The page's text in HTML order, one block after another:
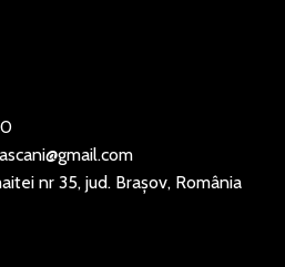
nr 35, jud. Brașov, România